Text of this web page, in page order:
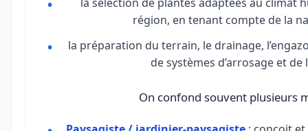
région, en tenant compte de la
la préparation du terrain, le drainage,
de systèmes d’arrosage et
On confond souvent plusieurs